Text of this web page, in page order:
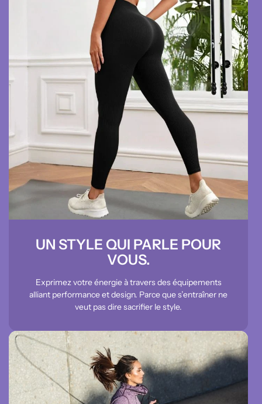
UN STYLE QUI PARLE POUR
VOUS.
Exprimez votre énergie à travers des équipements
alliant performance et design. Parce que s’entraîner ne
veut pas dire sacrifier le style.